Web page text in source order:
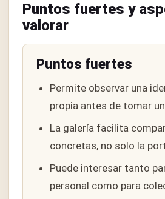
Puntos fuertes y
valorar
Puntos fuertes
Permite observar una
propia antes de tomar
La galería facilita
concretas, no solo la
Puede interesar tanto
personal como para